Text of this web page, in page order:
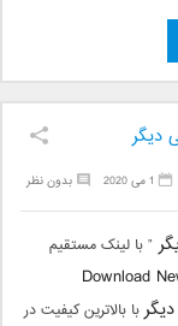
دیگر
بدون نظر 1 می 2020
” با لینک مستقیم
Download
با بالاترین کیفیت در